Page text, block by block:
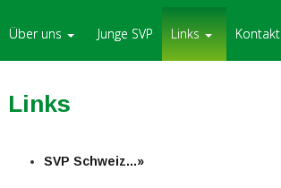
Über uns Junge SVP Links Kontakt
Links
SVP Schweiz...»